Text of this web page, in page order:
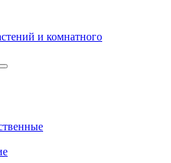
и комнатного